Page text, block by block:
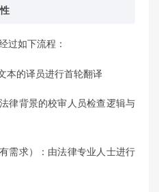
过如下流程：
本的译员进行首轮翻译
律背景的校审人员检查逻辑与
有需求）：由法律专业人士进行